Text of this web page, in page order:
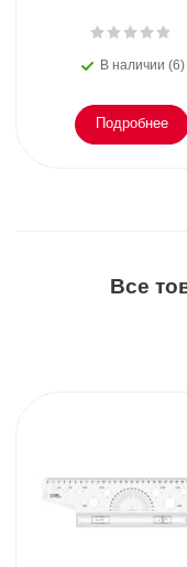
В наличии (6)
Подробнее
Все